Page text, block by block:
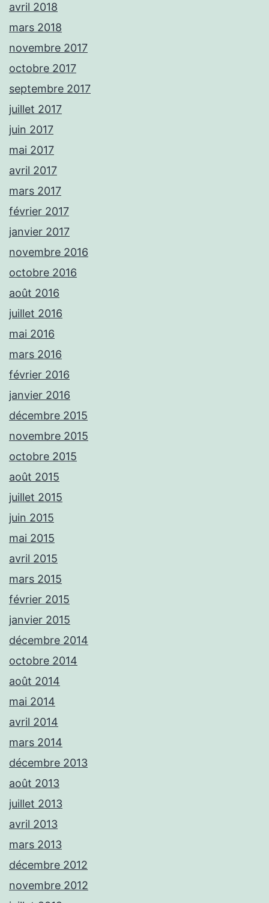
avril 2018
mars 2018
novembre 2017
octobre 2017
septembre 2017
juillet 2017
juin 2017
mai 2017
avril 2017
mars 2017
février 2017
janvier 2017
novembre 2016
octobre 2016
août 2016
juillet 2016
mai 2016
mars 2016
février 2016
janvier 2016
décembre 2015
novembre 2015
octobre 2015
août 2015
juillet 2015
juin 2015
mai 2015
avril 2015
mars 2015
février 2015
janvier 2015
décembre 2014
octobre 2014
août 2014
mai 2014
avril 2014
mars 2014
décembre 2013
août 2013
juillet 2013
avril 2013
mars 2013
décembre 2012
novembre 2012